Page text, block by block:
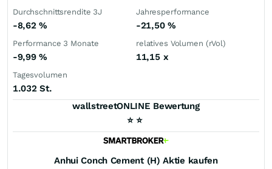
Durchschnittsrendite 3J
-8,62%
Jahresperformance
-21,50 %
Performance 3 Monate
-9,99%
relatives Volumen (rVol)
11,15 x
Tagesvolumen
1.032 St.
wallstreetONLINE Bewertung
⭐ ⭐
Anhui Conch Cement (H) Aktie kaufen